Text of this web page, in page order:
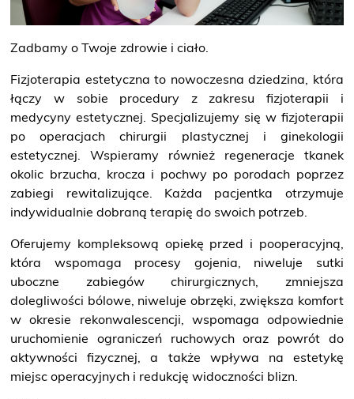
O NAS
KONTAKT
ONKOLOGIA
STOMATOLOGIA
SZUKAJ
Bezpłatne badania laboratoryjne
przez cały okres trwania ciąży
Pracownia Mammografii/s
bezpłatne badanie piersi
Zadbamy o Twoje zdrowie i ciało.
Fizjoterapia estetyczna to nowoczesna dziedzina, która
łączy w sobie procedury z zakresu fizjoterapii i
medycyny estetycznej. Specjalizujemy się w fizjoterapii
po operacjach chirurgii plastycznej i ginekologii
estetycznej. Wspieramy również regeneracje tkanek
okolic brzucha, krocza i pochwy po porodach poprzez
zabiegi rewitalizujące. Każda pacjentka otrzymuje
indywidualnie dobraną terapię do swoich potrzeb.
Oferujemy kompleksową opiekę przed i pooperacyjną,
która wspomaga procesy gojenia, niweluje sutki
uboczne zabiegów chirurgicznych, zmniejsza
dolegliwości bólowe, niweluje obrzęki, zwiększa komfort
w okresie rekonwalescencji, wspomaga odpowiednie
uruchomienie ograniczeń ruchowych oraz powrót do
aktywności fizycznej, a także wpływa na estetykę
miejsc operacyjnych i redukcję widoczności blizn.